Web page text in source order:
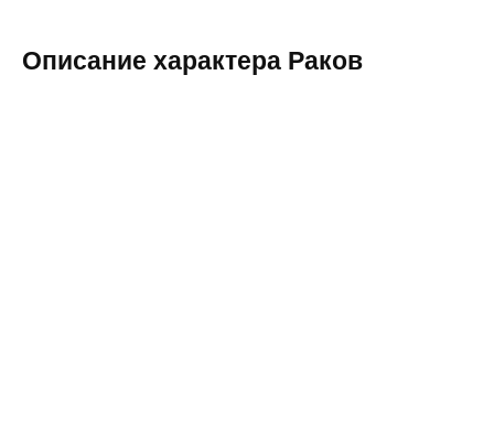
Описание характера Раков